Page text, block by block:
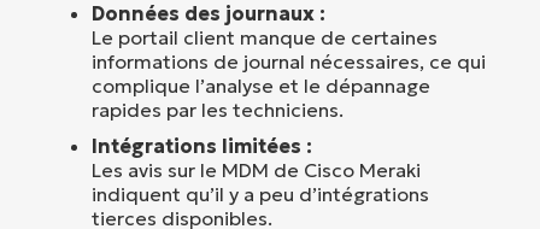
Données des journaux :
Le portail client manque de certaines
informations de journal nécessaires, ce qui
complique l’analyse et le dépannage
rapides par les techniciens.
Intégrations limitées :
Les avis sur le MDM de Cisco Meraki
indiquent qu’il y a peu d’intégrations
tierces disponibles.